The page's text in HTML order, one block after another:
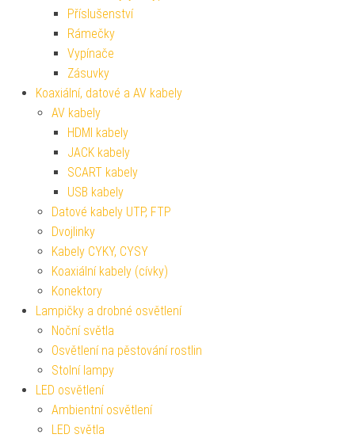
Příslušenství
Rámečky
Vypínače
Zásuvky
Koaxiální, datové a AV kabely
AV kabely
HDMI kabely
JACK kabely
SCART kabely
USB kabely
Datové kabely UTP, FTP
Dvojlinky
Kabely CYKY, CYSY
Koaxiální kabely (cívky)
Konektory
Lampičky a drobné osvětlení
Noční světla
Osvětlení na pěstování rostlin
Stolní lampy
LED osvětlení
Ambientní osvětlení
LED světla